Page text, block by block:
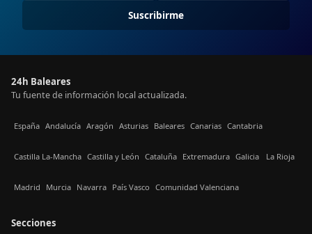
Suscribirme
24h Baleares
Tu fuente de información local actualizada.
España Andalucía Aragón Asturias Baleares Canarias Cantabria
Castilla La-Mancha Castilla y León Cataluña Extremadura Galicia La Rioja
Madrid Murcia Navarra País Vasco Comunidad Valenciana
Secciones